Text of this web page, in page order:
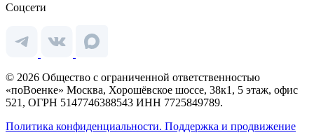
Соцсети
© 2026 Общество с ограниченной ответственностью
«поВоенке» Москва, Хорошёвское шоссе, 38к1, 5 этаж, офис
521, ОГРН 5147746388543 ИНН 7725849789.
Политика конфиденциальности. Поддержка и продвижение